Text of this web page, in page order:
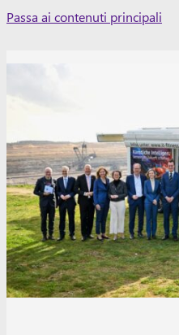
Skip
Passa ai contenuti principali